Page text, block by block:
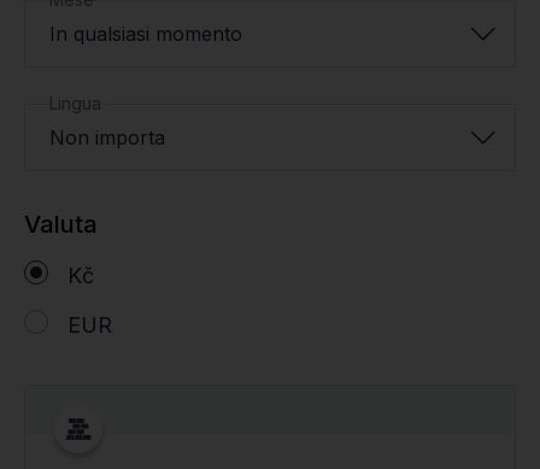
In qualsiasi momento
Lingua
Non importa
Valuta
Kč
EUR